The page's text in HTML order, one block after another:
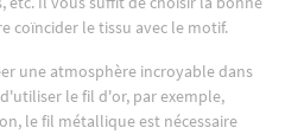
coïncider le tissu avec le motif.
une atmosphère incroyable dans
le fil d'or, par exemple,
le fil métallique est nécessaire